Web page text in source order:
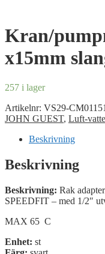
Kran/
x15mm
257 i lager
Artikelnr: VS29-
JOHN GUEST, Luft-
Beskrivning
Beskrivning
Beskrivning: Rak
SPEEDFIT – med 1/2″
MAX 65 C
Enhet: st